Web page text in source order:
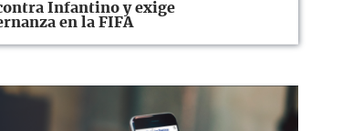
Infantino y exige
en la FIFA